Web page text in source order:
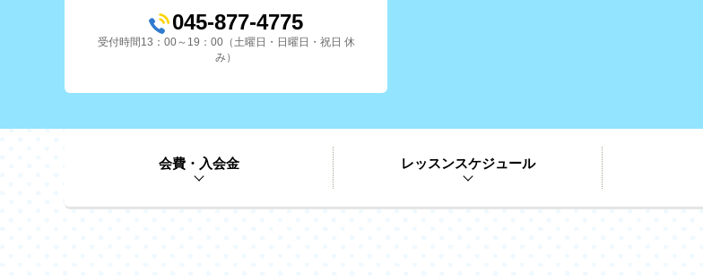
045-877-4775
受付時間13：00～19：00（土曜日・日曜日・祝日 休
み）
会費・入会金 レッスンスケジュール